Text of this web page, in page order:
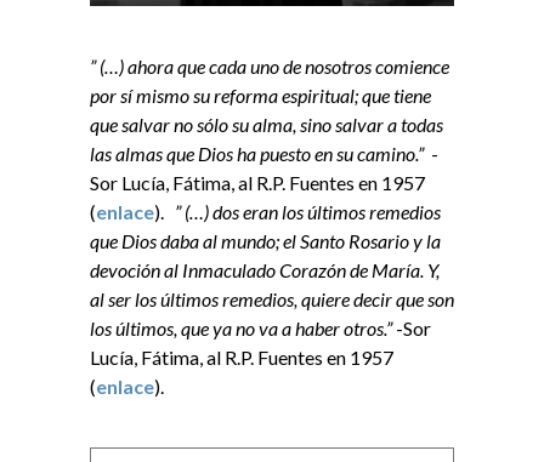
” (…) ahora que cada uno de nosotros comience
por sí mismo su reforma espiritual; que tiene
que salvar no sólo su alma, sino salvar a todas
las almas que Dios ha puesto en su camino.” -
Sor Lucía, Fátima, al R.P. Fuentes en 1957
(enlace). ” (…) dos eran los últimos remedios
que Dios daba al mundo; el Santo Rosario y la
devoción al Inmaculado Corazón de María. Y,
al ser los últimos remedios, quiere decir que son
los últimos, que ya no va a haber otros.”-Sor
Lucía, Fátima, al R.P. Fuentes en 1957
(enlace).